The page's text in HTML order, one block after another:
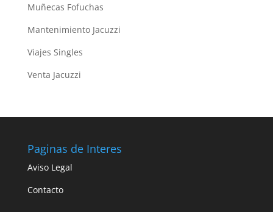
Muñecas Fofuchas
Mantenimiento Jacuzzi
Viajes Singles
Venta Jacuzzi
Paginas de Interes
Aviso Legal
Contacto